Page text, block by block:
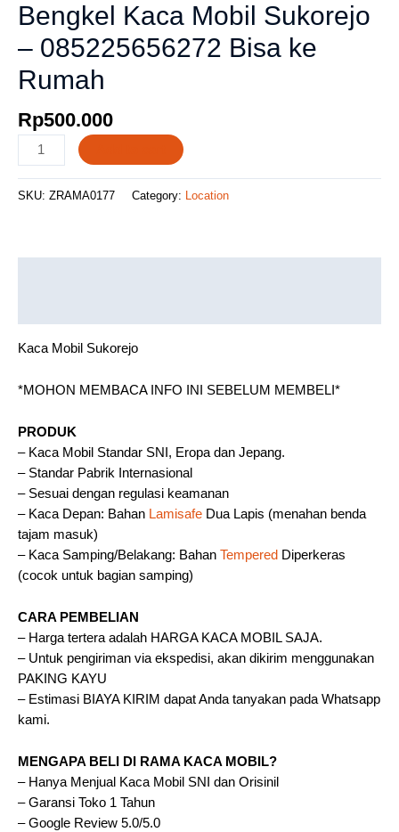
Bengkel Kaca Mobil Sukorejo
– 085225656272 Bisa ke
Rumah
Rp500.000
SKU: ZRAMA0177 Category: Location
Kaca Mobil Sukorejo
*MOHON MEMBACA INFO INI SEBELUM MEMBELI*
PRODUK
– Kaca Mobil Standar SNI, Eropa dan Jepang.
– Standar Pabrik Internasional
– Sesuai dengan regulasi keamanan
– Kaca Depan: Bahan Lamisafe Dua Lapis (menahan benda
tajam masuk)
– Kaca Samping/Belakang: Bahan Tempered Diperkeras
(cocok untuk bagian samping)
CARA PEMBELIAN
– Harga tertera adalah HARGA KACA MOBIL SAJA.
– Untuk pengiriman via ekspedisi, akan dikirim menggunakan
PAKING KAYU
– Estimasi BIAYA KIRIM dapat Anda tanyakan pada Whatsapp
kami.
MENGAPA BELI DI RAMA KACA MOBIL?
– Hanya Menjual Kaca Mobil SNI dan Orisinil
– Garansi Toko 1 Tahun
– Google Review 5.0/5.0